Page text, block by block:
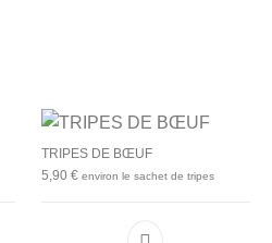
TRIPES DE BŒUF
5,90 € environ le sachet de tripes